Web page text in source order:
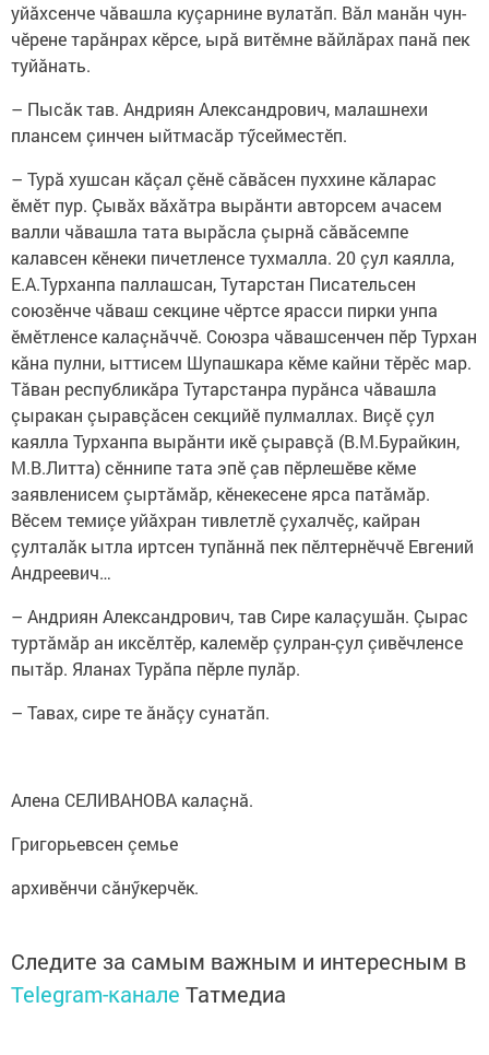
уйăхсенче чăвашла куçарнине вулатăп. Вăл манăн чун-
чӗрене тарăнрах кӗрсе, ырă витӗмне вăйлăрах панă пек
туйăнать.
– Пысăк тав. Андриян Александрович, малашнехи
плансем çинчен ыйтмасăр тӳсейместӗп.
– Турă хушсан кăçал çӗнӗ сăвăсен пуххине кăларас
ӗмӗт пур. Çывăх вăхăтра вырăнти авторсем ачасем
валли чăвашла тата вырăсла çырнă сăвăсемпе
калавсен кӗнеки пичетленсе тухмалла. 20 çул каялла,
Е.А.Турханпа паллашсан, Тутарстан Писательсен
союзӗнче чăваш секцине чӗртсе ярасси пирки унпа
ӗмӗтленсе калаçнăччӗ. Союзра чăвашсенчен пӗр Турхан
кăна пулни, ыттисем Шупашкара кӗме кайни тӗрӗс мар.
Тăван республикăра Тутарстанра пурăнса чăвашла
çыракан çыравçăсен секцийӗ пулмаллах. Виçӗ çул
каялла Турханпа вырăнти икӗ çыравçă (В.М.Бурайкин,
М.В.Литта) сӗннипе тата эпӗ çав пӗрлешӗве кӗме
заявленисем çыртăмăр, кӗнекесене ярса патăмăр.
Вӗсем темиçе уйăхран тивлетлӗ çухалчӗç, кайран
çулталăк ытла иртсен тупăннă пек пӗлтернӗччӗ Евгений
Андреевич…
– Андриян Александрович, тав Сире калаçушăн. Çырас
туртăмăр ан иксӗлтӗр, калемӗр çулран-çул çивӗчленсе
пытăр. Яланах Турăпа пӗрле пулăр.
– Тавах, сире те ăнăçу сунатăп.
Алена СЕЛИВАНОВА калаçнă.
Григорьевсен çемье
архивӗнчи сăнӳкерчӗк.
Следите за самым важным и интересным в
Telegram-канале Татмедиа